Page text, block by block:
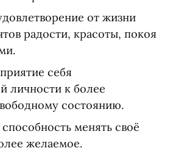
от жизни
радости, красоты, покоя
себя
личности к более
состоянию.
менять своё
желаемое.